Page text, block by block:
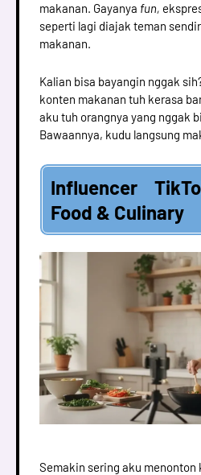
makanan. Gayanya fun,
seperti lagi diajak teman
makanan.
Kalian bisa bayangin nggak
konten makanan tuh kerasa
aku tuh orangnya yang nggak
Bawaannya, kudu langsung
Influencer
Food & Culinary
Semakin sering aku menonton